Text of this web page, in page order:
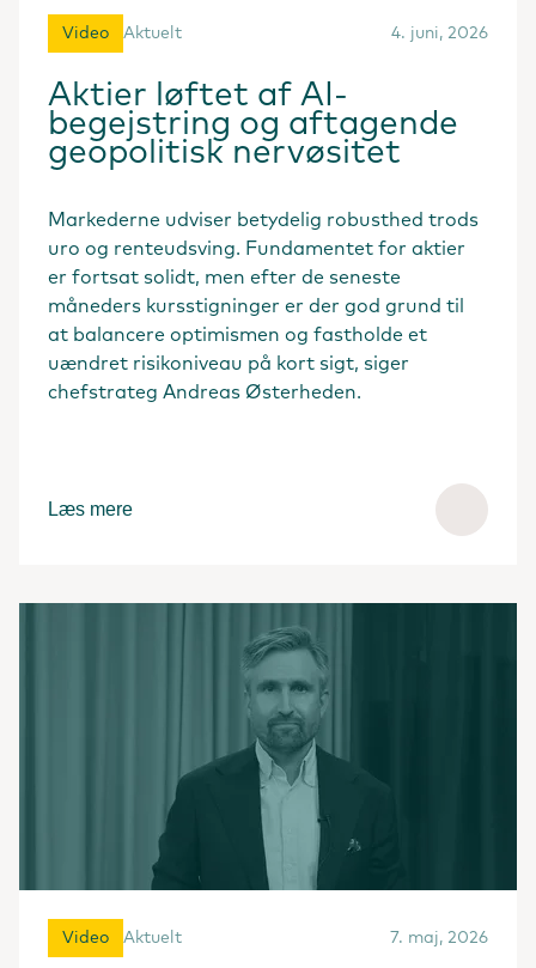
Video Aktuelt 4. juni, 2026
Aktier løftet af AI-
begejstring og aftagende
geopolitisk nervøsitet
Markederne udviser betydelig robusthed trods
uro og renteudsving. Fundamentet for aktier
er fortsat solidt, men efter de seneste
måneders kursstigninger er der god grund til
at balancere optimismen og fastholde et
uændret risikoniveau på kort sigt, siger
chefstrateg Andreas Østerheden.
Læs mere
Video Aktuelt 7. maj, 2026